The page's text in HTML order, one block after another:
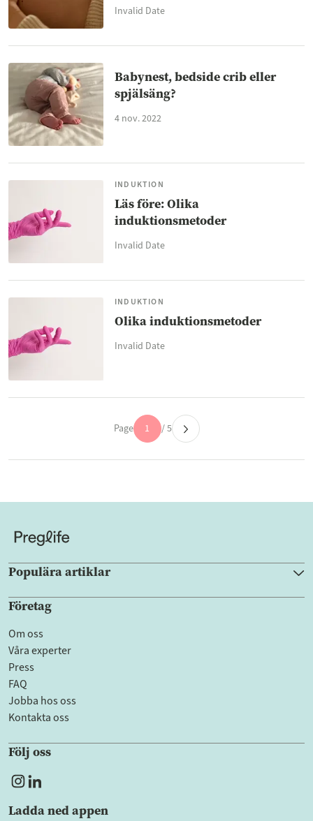
Invalid Date
Babynest, bedside crib eller
spjälsäng?
4 nov. 2022
INDUKTION
Läs före: Olika
induktionsmetoder
Invalid Date
INDUKTION
Olika induktionsmetoder
Invalid Date
Page 1 / 5
Populära artiklar
Företag
Om oss
Våra experter
Press
FAQ
Jobba hos oss
Kontakta oss
Följ oss
Ladda ned appen